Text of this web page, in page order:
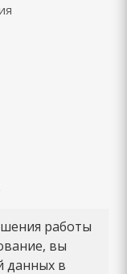
работы
вы
данных в